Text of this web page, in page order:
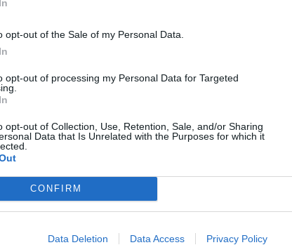
opt-out of the Sale of my Personal Data.
opt-out of processing my Personal Data for Targeted
opt-out of Collection, Use, Retention, Sale, and/or Sharing
Data that Is Unrelated with the Purposes for which it
CONFIRM
Data Deletion Data Access Privacy Policy
Municipal de Viana do
abre concurso
de 12,6 ME para
do novo Mercado
Anadia lança plataformas digitais